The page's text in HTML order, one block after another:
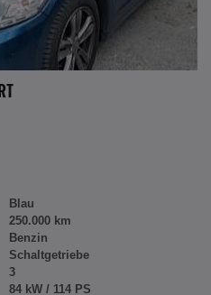
Blau
250.000 km
Benzin
Schaltgetriebe
3
84 kW / 114 PS